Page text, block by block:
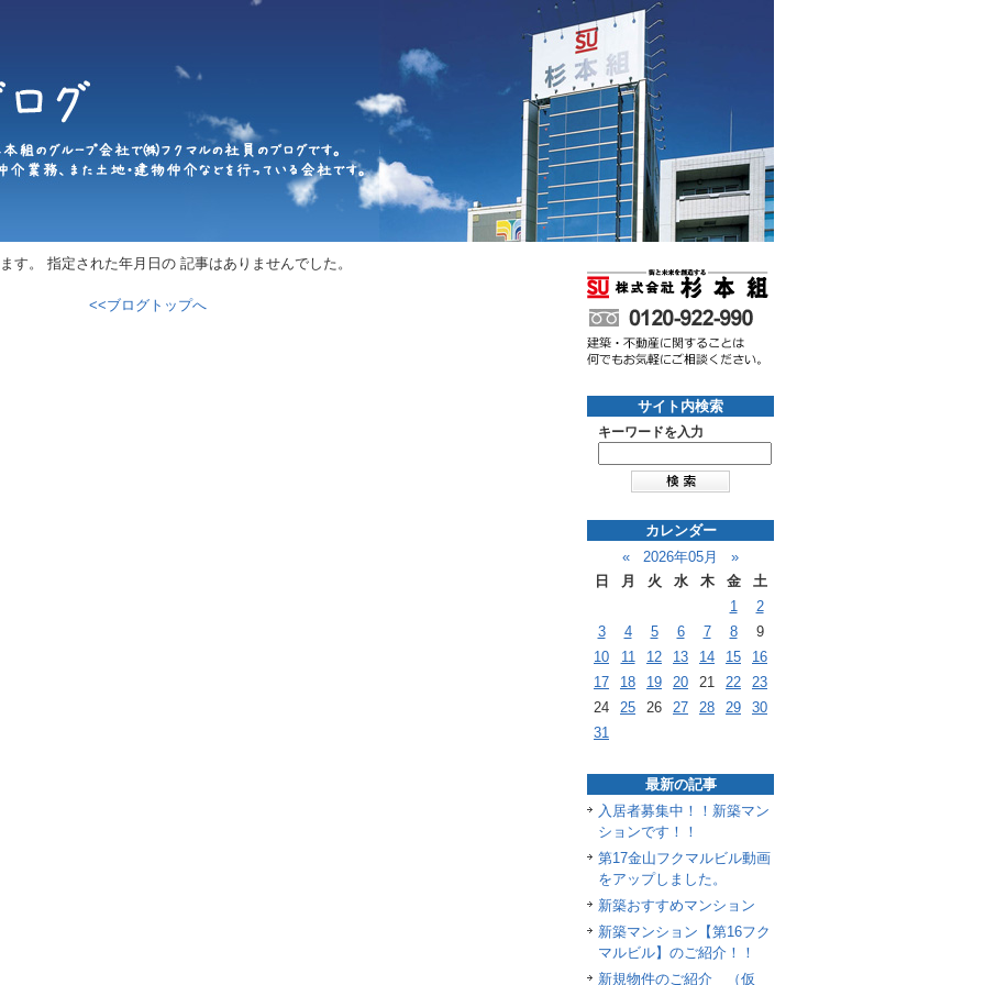
す。 指定された年月日の 記事はありませんでした。
<<ブログトップへ
サイト内検索
キーワードを入力
カレンダー
«
2026年05月
»
日
月 火 水 木 金
土
1
2
3
4 5 6 7 8
9
10
11 12 13 14 15
16
17
18 19 20 21 22
23
24
25 26 27 28 29
30
31
最新の記事
入居者募集中！！新築マン
ションです！！
第17金山フクマルビル動画
をアップしました。
新築おすすめマンション
新築マンション【第16フク
マルビル】のご紹介！！
新規物件のご紹介 （仮